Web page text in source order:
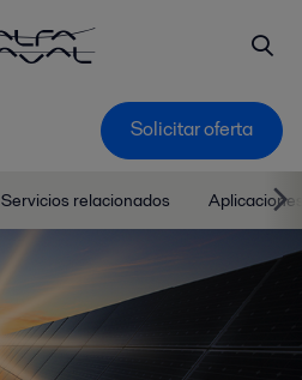
Solicitar oferta
Servicios relacionados